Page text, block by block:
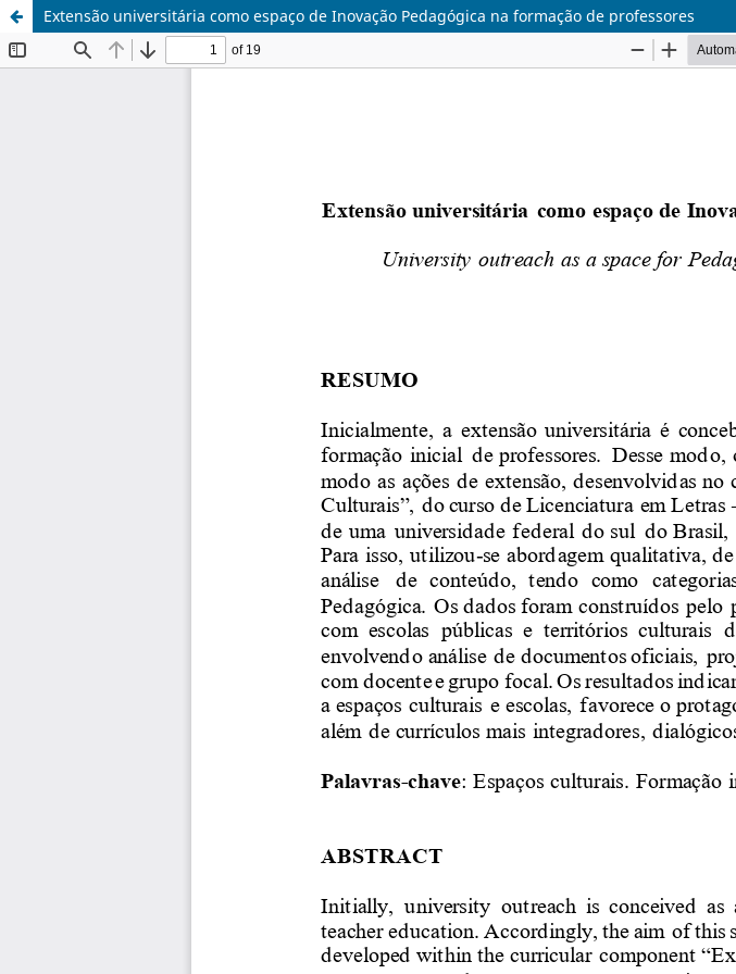
Extensão universitária como espaço de Inovação Pedagógica na formação de professores